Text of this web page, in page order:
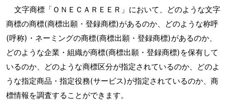
文字商標「ＯＮＥＣＡＲＥＥＲ」において、どのような文字
商標の商標(商標出願・登録商標)があるのか、どのような称呼
(呼称)・ネーミングの商標(商標出願・登録商標)があるのか、
どのような企業・組織が商標(商標出願・登録商標)を保有して
いるのか、どのような商標区分が指定されているのか、どのよ
うな指定商品・指定役務(サービス)が指定されているのか、商
標情報を調査することができます。